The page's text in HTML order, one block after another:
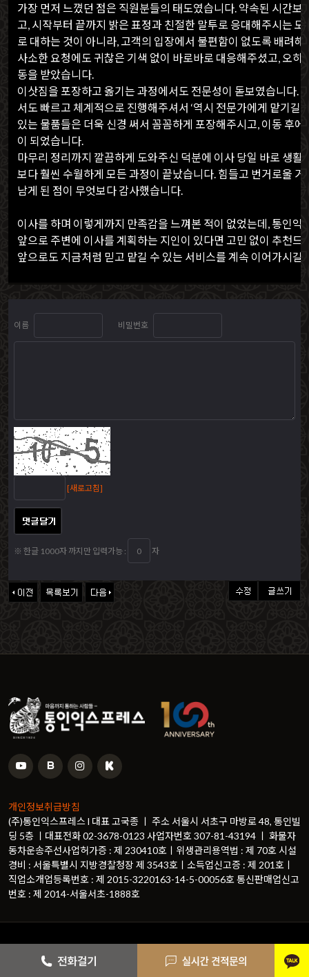
가장 먼저 느꼈던 점은 직원분들의 태도였습니다. 약속된 시간
고, 시작부터 끝까지 밝은 표정과 친절한 말투로 응대해주시는
로 대하는 것이 아니라, 고객의 입장에서 불편함이 없도록 배려
사소한 요청에도 귀찮은 기색 없이 바로바로 대응해주셨고, 오
동을 받았습니다.
이삿짐을 포장하고 옮기는 과정에서도 전문성이 돋보였습니다.
서도 빠르고 체계적으로 진행해주셔서 ‘역시 전문가에게 맡기길
있는 물품들은 더욱 신경 써서 꼼꼼하게 포장해주시고, 이동 후
이 되었습니다.
마무리 정리까지 깔끔하게 도와주신 덕분에 이사 당일 바로 생
보다 훨씬 수월하게 모든 과정이 끝났습니다. 힘들고 번거로울
남게 된 점이 무엇보다 감사했습니다.
이사를 하며 이렇게까지 만족감을 느껴본 적이 없었는데, 통인
앞으로 주변에 이사를 계획하는 지인이 있다면 고민 없이 추천
앞으로도 지금처럼 믿고 맡길 수 있는 서비스를 계속 이어가시길
이름 비밀번호
[새로고침]
※ 한글 1000자 까지만 입력가능 : 자
개인정보취급방침
(주)통인익스프레스 l 대표 고국종 ㅣ 주소 서울시 서초구 마방로 48, 통인빌
딩 5층 ㅣ대표전화 02-3678-0123 사업자번호 307-81-43194 ㅣ 화물자
동차운송주선사업허가증 : 제 230410호ㅣ위생관리용역법 : 제 70호 시설
경비 : 서울특별시 지방경찰청장 제 3543호ㅣ소득업신고증 : 제 201호ㅣ
직업소개업등록번호 : 제 2015-3220163-14-5-00056호 통신판매업신고
번호 : 제 2014-서울서초-1888호
카카